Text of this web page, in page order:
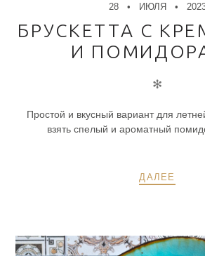
28 ИЮЛЯ
БРУСКЕТТА С
И
✻
Простой и вкусный вариант для
взять спелый и ароматный
ДАЛЕЕ